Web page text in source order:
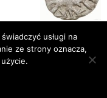
TagDiv
usługi na
ze strony oznacza,